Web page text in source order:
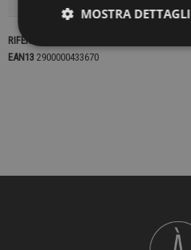
RIFERIMENTO
EAN13 2900000433670
MOSTRA DETTAGLI